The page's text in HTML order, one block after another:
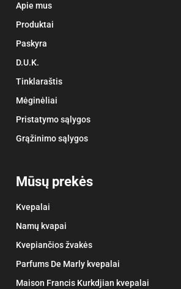
Apie mus
Produktai
Paskyra
D.U.K.
Tinklaraštis
Mėginėliai
Pristatymo sąlygos
Grąžinimo sąlygos
Mūsų prekės
Kvepalai
Namų kvapai
Kvepiančios žvakės
Parfums De Marly kvepalai
Maison Francis Kurkdjian kvepalai